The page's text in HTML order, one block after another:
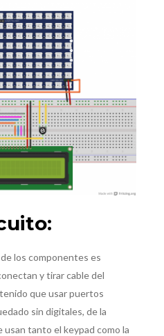
los componentes es
y tirar cable del
que usar puertos
sin digitales, de la
tanto el keypad como la